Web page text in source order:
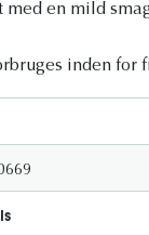
en mild
inden for